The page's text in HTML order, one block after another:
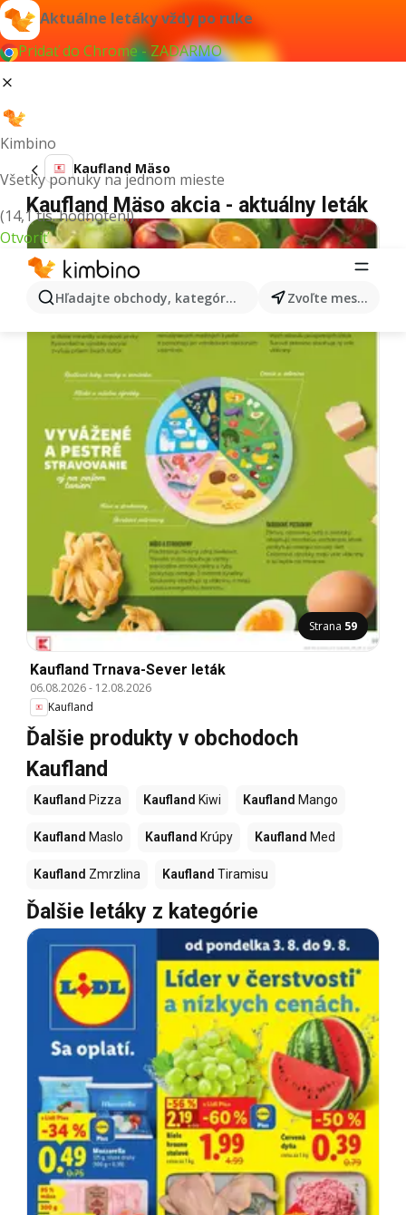
Aktuálne letáky vždy po ruke
Pridať do Chrome - ZADARMO
Kimbino
Všetky ponuky na jednom mieste
(14,1 tis. hodnotení)
Otvoriť
Hľadajte obchody, kategórie, produkty... Zvoľte mesto
Kaufland Mäso
Kaufland Mäso akcia - aktuálny leták
Strana 59
Kaufland Trnava-Sever leták
06.08.2026- 12.08.2026
Kaufland
Ďalšie produkty v obchodoch
Kaufland
Kaufland Pizza Kaufland Kiwi Kaufland Mango
Kaufland Maslo Kaufland Krúpy Kaufland Med
Kaufland Zmrzlina Kaufland Tiramisu
Ďalšie letáky z kategórie